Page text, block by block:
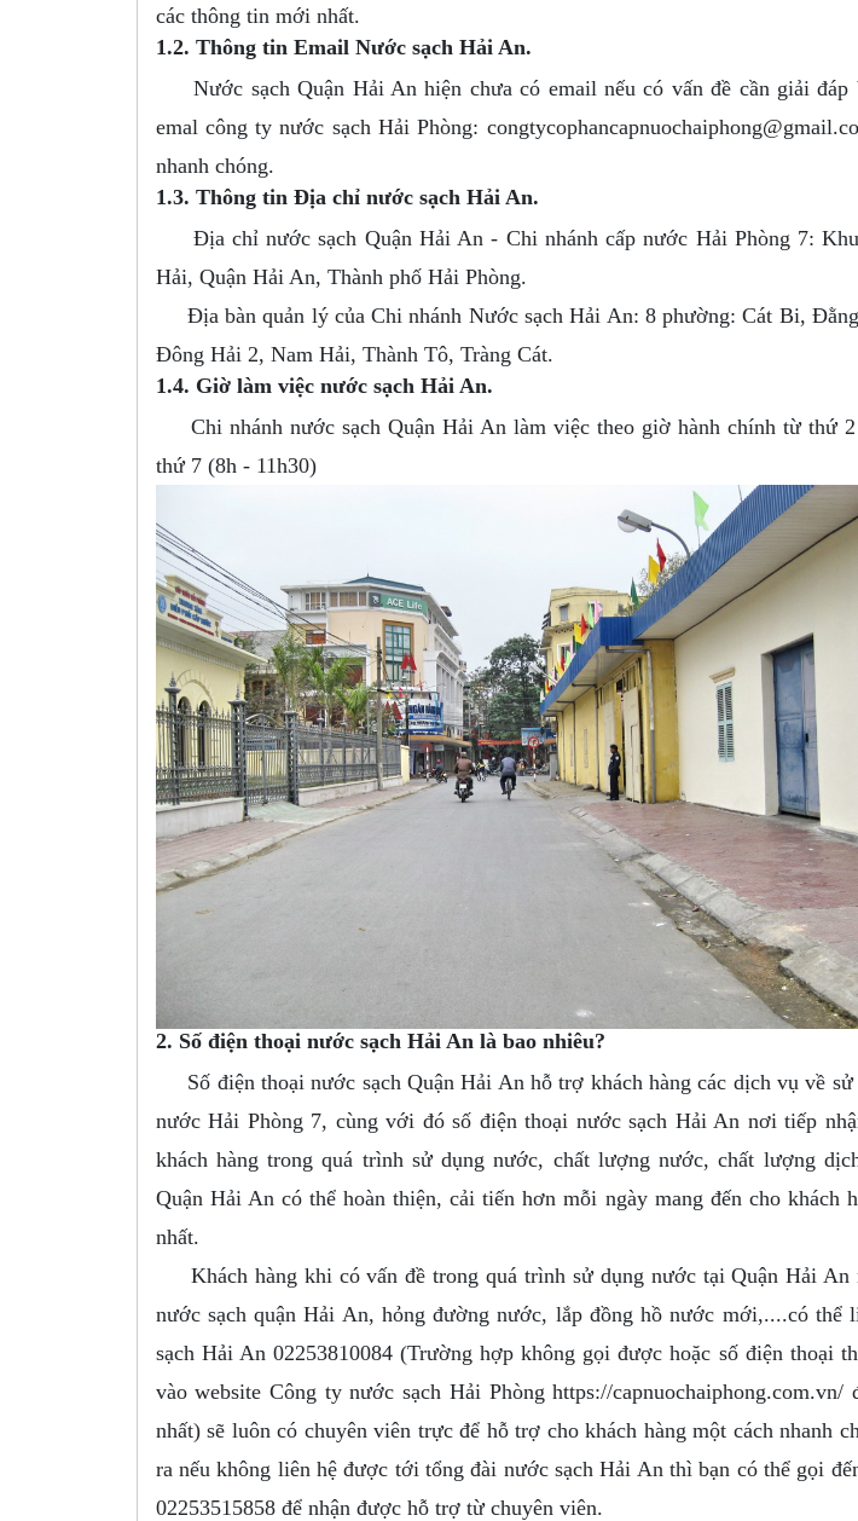
các thông tin mới nhất.
1.2. Thông tin Email Nước sạch Hải An.
Nước sạch Quận Hải An hiện chưa có email nếu có vấn đề cần giải
emal công ty nước sạch Hải Phòng:
nhanh chóng.
1.3. Thông tin Địa chỉ nước sạch Hải An.
Địa chỉ nước sạch Quận Hải An - Chi nhánh cấp nước Hải Phòng 7:
Hải, Quận Hải An, Thành phố Hải Phòng.
Địa bàn quản lý của Chi nhánh Nước sạch Hải An: 8 phường: Cát Bi,
Đông Hải 2, Nam Hải, Thành Tô, Tràng Cát.
1.4. Giờ làm việc nước sạch Hải An.
Chi nhánh nước sạch Quận Hải An làm việc theo giờ hành chính từ thứ 2
thứ 7 (8h - 11h30)
2. Số điện thoại nước sạch Hải An là bao nhiêu?
Số điện thoại nước sạch Quận Hải An hỗ trợ khách hàng các dịch vụ về sử
nước Hải Phòng 7, cùng với đó số điện thoại nước sạch Hải An nơi tiếp
khách hàng trong quá trình sử dụng nước, chất lượng nước, chất lượng
Quận Hải An có thể hoàn thiện, cải tiến hơn mỗi ngày mang đến cho khách
nhất.
Khách hàng khi có vấn đề trong quá trình sử dụng nước tại Quận Hải An
nước sạch quận Hải An, hỏng đường nước, lắp đồng hồ nước mới,....có thể
sạch Hải An 02253810084 (Trường hợp không gọi được hoặc số điện thoại
vào website Công ty nước sạch Hải Phòng https://
nhất) sẽ luôn có chuyên viên trực để hỗ trợ cho khách hàng một cách nhanh
ra nếu không liên hệ được tới tổng đài nước sạch Hải An thì bạn có thể gọi
02253515858 để nhận được hỗ trợ từ chuyên viên.